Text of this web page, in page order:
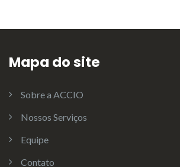
Mapa do site
Sobre a ACCIO
Nossos Serviços
Equipe
Contato